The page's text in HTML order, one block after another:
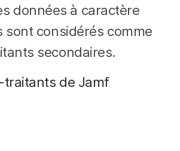
données à caractère
sont considérés comme
secondaires.
traitants de Jamf